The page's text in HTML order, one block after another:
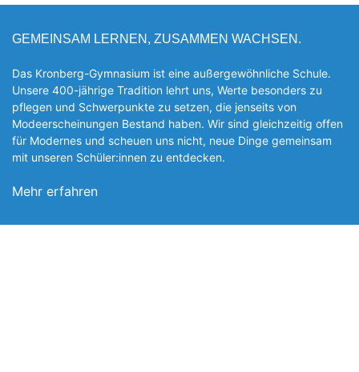
GEMEINSAM LERNEN, ZUSAMMEN WACHSEN.
Das Kronberg-Gymnasium ist eine außergewöhnliche Schule.
Unsere 400-jährige Tradition lehrt uns, Werte besonders zu
pflegen und Schwerpunkte zu setzen, die jen­seits von
Modeerscheinungen Be­stand haben. Wir sind gleichzeitig offen
für Modernes und scheuen uns nicht, neue Dinge gemeinsam
mit unseren Schüler:innen zu entde­cken.
Mehr erfahren